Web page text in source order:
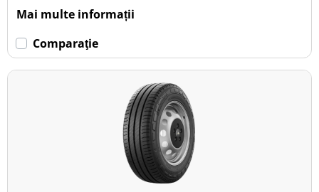
Mai multe informații
Comparaţie